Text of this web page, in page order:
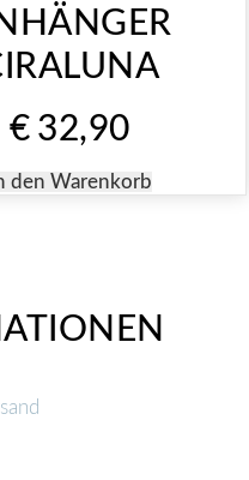
€ 32,90
den Warenkorb